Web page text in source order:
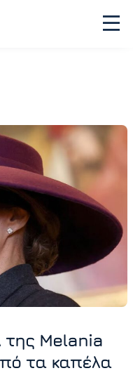
της Melania
τα καπέλα